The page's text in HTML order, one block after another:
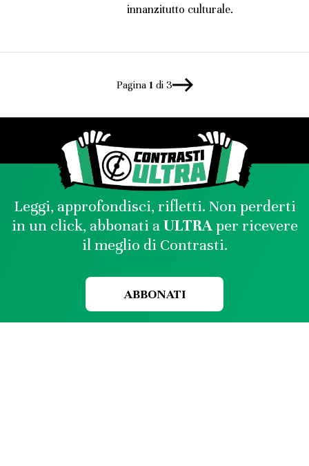
innanzitutto culturale.
Pagina 1di 3
Leggi, approfondisci, rifletti. Non perderti
in un click, abbonati aULTRAper ricevere
il meglio di Contrasti.
ABBONATI